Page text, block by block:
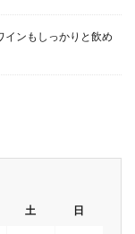
インもしっかりと飲め
土 日